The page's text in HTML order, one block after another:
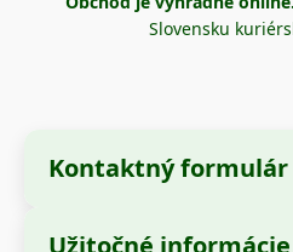
Slovensku
Kontaktný formulár
Užitočné informácie